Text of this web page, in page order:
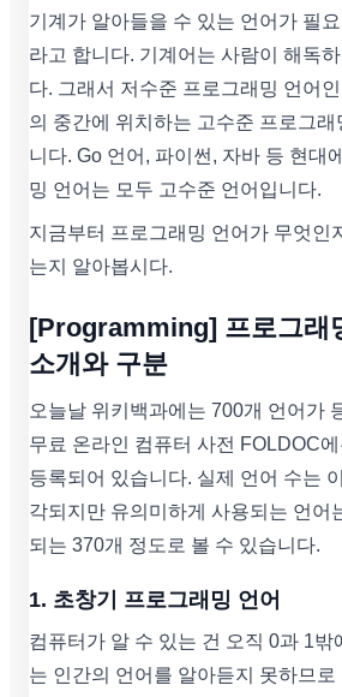
기계가 알아들을 수 있는 언어가 필
라고 합니다. 기계어는 사람이 해독
다. 그래서 저수준 프로그래밍 언어
의 중간에 위치하는 고수준 프로그
니다. Go 언어, 파이썬, 자바 등 현대
밍 언어는 모두 고수준 언어입니다.
지금부터 프로그래밍 언어가 무엇인
는지 알아봅시다.
[Programming] 프로그래
소개와 구분
오늘날 위키백과에는 700개 언어가
무료 온라인 컴퓨터 사전 FOLDOC
등록되어 있습니다. 실제 언어 수는
각되지만 유의미하게 사용되는 언어
되는 370개 정도로 볼 수 있습니다.
1. 초창기 프로그래밍 언어
컴퓨터가 알 수 있는 건 오직 0과 1밖
는 인간의 언어를 알아듣지 못하므로